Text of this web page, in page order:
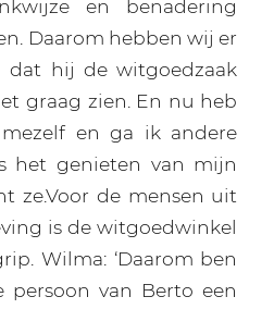
en benadering
Daarom hebben wij er
dat hij de witgoedzaak
graag zien. En nu heb
en ga ik andere
het genieten van mijn
ze.Voor de mensen uit
is de witgoedwinkel
Wilma: ‘Daarom ben
van Berto een